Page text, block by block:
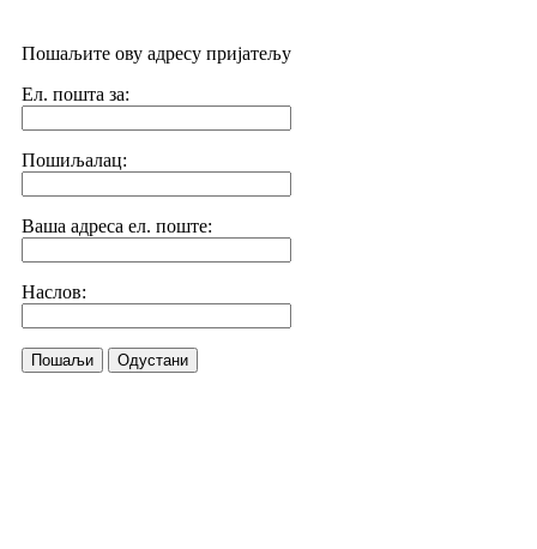
Пошаљите ову адресу пријатељу
Ел. пошта за:
Пошиљалац:
Ваша адреса ел. поште:
Наслов:
Пошаљи Одустани